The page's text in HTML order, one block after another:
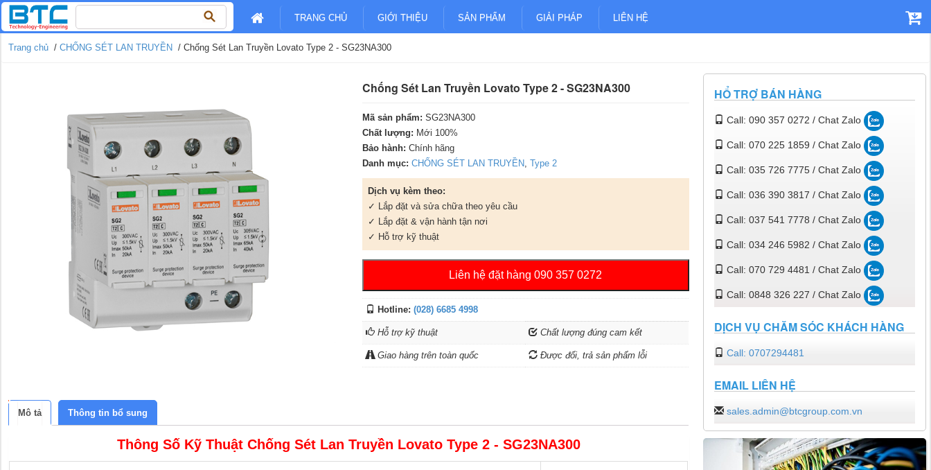
kiếm
cho:
TRANG CHỦ GIỚI THIỆU SẢN PHẨM GIẢI PHÁP LIÊN HỆ
Trang chủ / CHỐNG SÉT LAN TRUYỀN / Chống Sét Lan Truyền Lovato Type 2 - SG23NA300
Chống Sét Lan Truyền Lovato Type 2 - SG23NA300
Mã sản phẩm: SG23NA300
Chất lượng: Mới 100%
Bảo hành: Chính hãng
Danh mục: CHỐNG SÉT LAN TRUYỀN, Type 2
Dịch vụ kèm theo:
✓ Lắp đặt và sửa chữa theo yêu cầu
✓ Lắp đặt & vận hành tận nơi
✓ Hỗ trợ kỹ thuật
Liên hệ đặt hàng 090 357 0272
Hotline: (028) 6685 4998
Hỗ trợ kỹ thuật Chất lượng đúng cam kết
Giao hàng trên toàn quốc Được đổi, trả sản phẩm lỗi
Mô tả Thông tin bổ sung
Thông Số Kỹ Thuật Chống Sét Lan Truyền Lovato Type 2 - SG23NA300
HỔ TRỢ BÁN HÀNG
Call: 090 357 0272 / Chat Zalo
Call: 070 225 1859 / Chat Zalo
Call: 035 726 7775 / Chat Zalo
Call: 036 390 3817 / Chat Zalo
Call: 037 541 7778 / Chat Zalo
Call: 034 246 5982 / Chat Zalo
Call: 070 729 4481 / Chat Zalo
Call: 0848 326 227 / Chat Zalo
DỊCH VỤ CHĂM SÓC KHÁCH HÀNG
Call: 0707294481
EMAIL LIÊN HỆ
sales.admin@btcgroup.com.vn